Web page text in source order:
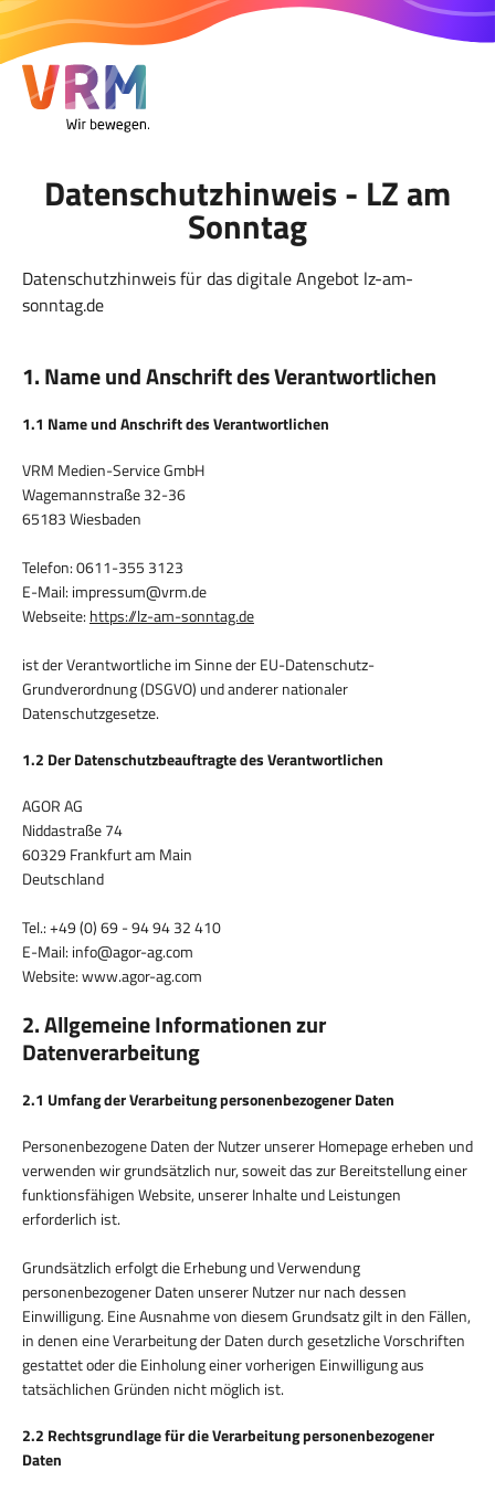
Datenschutzhinweis - LZ am
Sonntag
Datenschutzhinweis für das digitale Angebot lz-am-
sonntag.de
1. Name und Anschrift des Verantwortlichen
1.1 Name und Anschrift des Verantwortlichen
VRM Medien-Service GmbH
Wagemannstraße 32-36
65183 Wiesbaden
Telefon: 0611-355 3123
E-Mail: impressum@vrm.de
Webseite: https://lz-am-sonntag.de
ist der Verantwortliche im Sinne der EU-Datenschutz-
Grundverordnung (DSGVO) und anderer nationaler
Datenschutzgesetze.
1.2 Der Datenschutzbeauftragte des Verantwortlichen
AGOR AG
Niddastraße 74
60329 Frankfurt am Main
Deutschland
Tel.: +49 (0) 69 - 94 94 32 410
E-Mail: info@agor-ag.com
Website: www.agor-ag.com
2. Allgemeine Informationen zur
Datenverarbeitung
2.1 Umfang der Verarbeitung personenbezogener Daten
Personenbezogene Daten der Nutzer unserer Homepage erheben und
verwenden wir grundsätzlich nur, soweit das zur Bereitstellung einer
funktionsfähigen Website, unserer Inhalte und Leistungen
erforderlich ist.
Grundsätzlich erfolgt die Erhebung und Verwendung
personenbezogener Daten unserer Nutzer nur nach dessen
Einwilligung. Eine Ausnahme von diesem Grundsatz gilt in den Fällen,
in denen eine Verarbeitung der Daten durch gesetzliche Vorschriften
gestattet oder die Einholung einer vorherigen Einwilligung aus
tatsächlichen Gründen nicht möglich ist.
2.2 Rechtsgrundlage für die Verarbeitung personenbezogener
Daten